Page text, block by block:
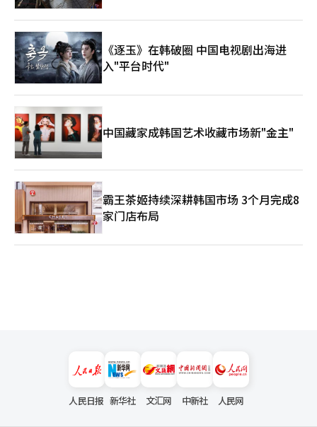
《逐玉》在韩破圈 中国电视剧出海进
入"平台时代"
中国藏家成韩国艺术收藏市场新"金主"
霸王茶姬持续深耕韩国市场 3个月完成8
家门店布局
人民日报 新华社 文汇网 中新社 人民网